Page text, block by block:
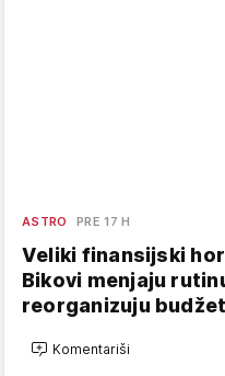
ASTRO PRE 17 H
Veliki finansijski
Bikovi menjaju
reorganizuju budžet
Komentariši